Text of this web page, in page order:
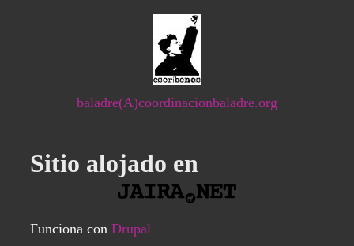
baladre(A)coordinacionbaladre.org
Sitio alojado en
Funciona con Drupal